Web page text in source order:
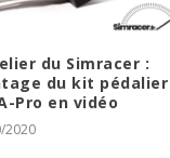
du Simracer :
du kit pédalier
Pro en vidéo
2020